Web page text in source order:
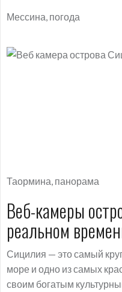
Мессина, погода
Таормина, панорама
Веб-камеры
реальном
Сицилия — это самый
море и одно из самых
своим богатым